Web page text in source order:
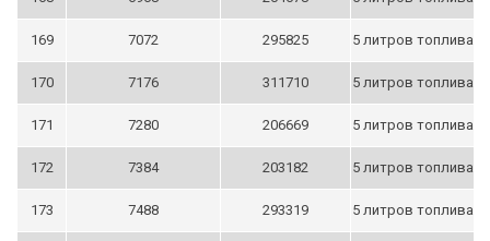
169 7072 295825 5 литров топлива
170 7176 311710 5 литров топлива
171 7280 206669 5 литров топлива
172 7384 203182 5 литров топлива
173 7488 293319 5 литров топлива